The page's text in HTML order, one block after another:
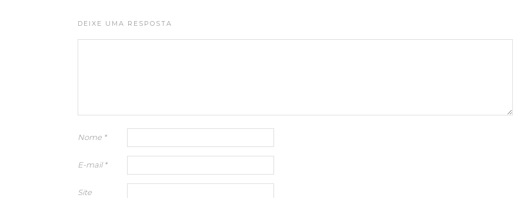
DEIXE UMA RESPOSTA
Nome *
E-mail*
Site